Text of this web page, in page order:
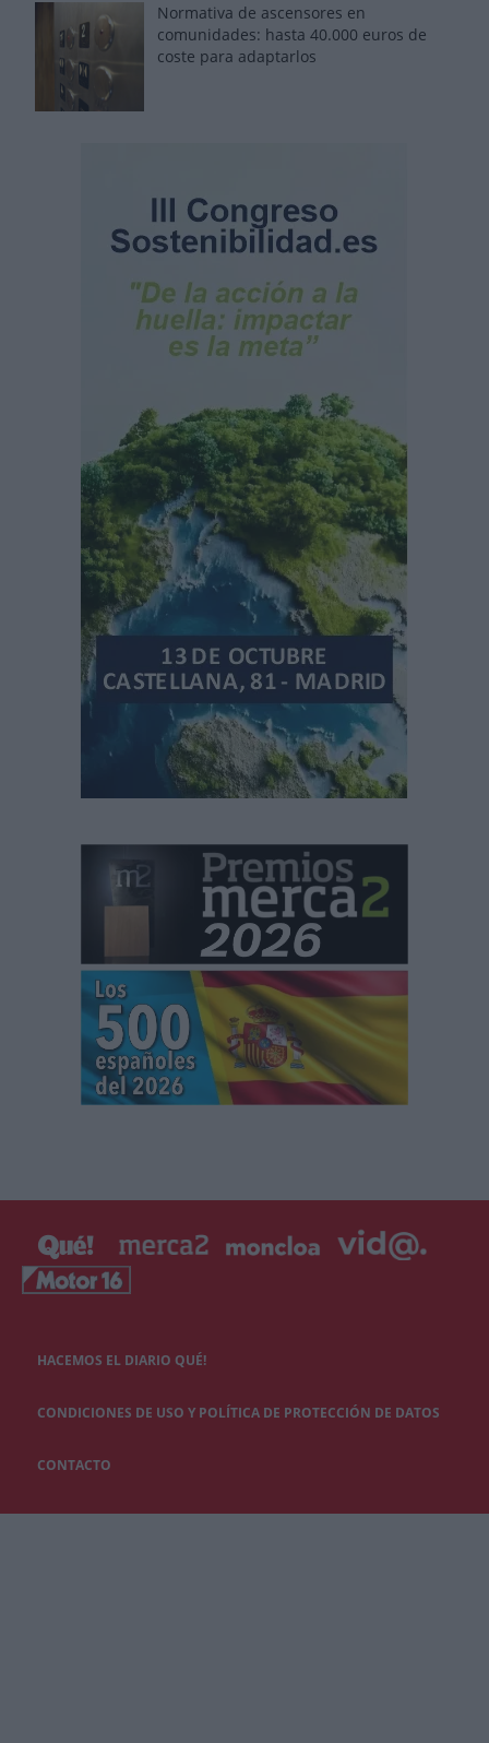
Normativa de ascensores en
comunidades: hasta 40.000 euros de
coste para adaptarlos
HACEMOS EL DIARIO QUÉ!
CONDICIONES DE USO Y POLÍTICA DE PROTECCIÓN DE DATOS
CONTACTO